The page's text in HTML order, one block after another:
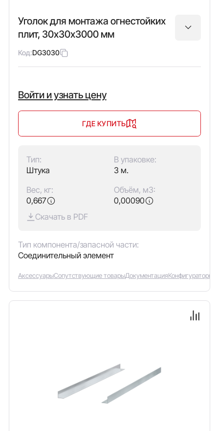
Уголок для монтажа огнестойких
плит, 30х30х3000 мм
Код:DG3030
Войти и узнать цену
ГДЕ КУПИТЬ
Тип:
Штука
В упаковке:
3 м.
Вес, кг:
0,667
Объём, м3:
0,00090
Скачать в PDF
Тип компонента/запасной части:
Соединительный элемент
АксессуарыСопутствующие товарыДокументацияКонфигураторы